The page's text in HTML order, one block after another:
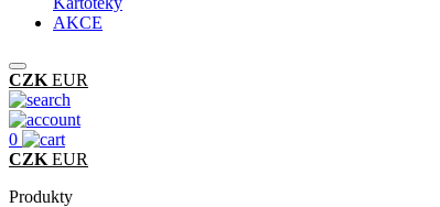
AKCE
CZK EUR
0
CZK EUR
Produkty